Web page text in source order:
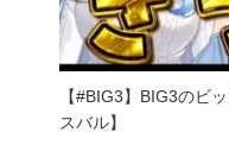
【#BIG3】BIG3のビ
スバル】